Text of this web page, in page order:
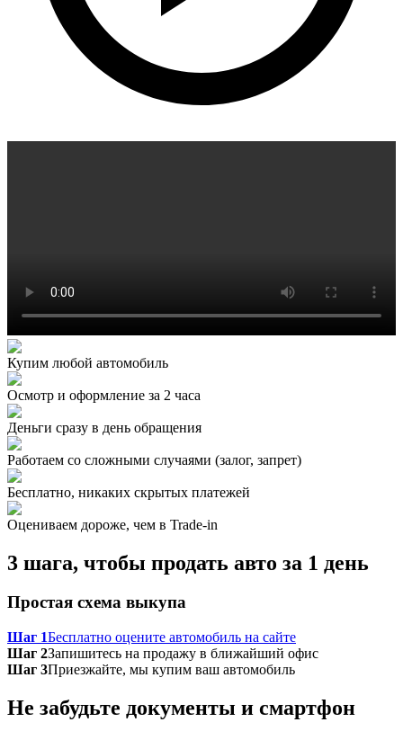
Купим любой автомобиль
Осмотр и оформление за 2 часа
Деньги сразу в день обращения
Работаем со сложными случаями (залог, запрет)
Бесплатно, никаких скрытых платежей
Оцениваем дороже, чем в Trade‑in
3 шага, чтобы продать авто за 1 день
Простая схема выкупа
Шаг 1Бесплатно оцените автомобиль на сайте
Шаг 2Запишитесь на продажу в ближайший офис
Шаг 3Приезжайте, мы купим ваш автомобиль
Не забудьте документы и смартфон